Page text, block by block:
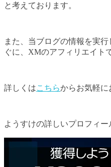
と考えております。
また、当ブログの情報を実
ぐに、XMのアフィリエイト
詳しくはこちらからお気軽に
ようすけの詳しいプロフィー